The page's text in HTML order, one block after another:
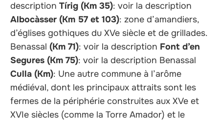
descriptionTírig (Km 35): voir la description
Albocàsser (Km 57 et 103): zone d’amandiers,
d’églises gothiques du XVe siècle et de grillades.
Benassal (Km 71): voir la description Font d’en
Segures (Km 75): voir la description Benassal
Culla (Km): Une autre commune à l’arôme
médiéval, dont les principaux attraits sont les
fermes de la périphérie construites aux XVe et
XVIe siècles (comme la Torre Amador) et le